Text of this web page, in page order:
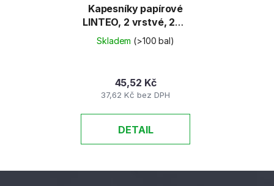
Kapesníky papírové
LINTEO, 2 vrstvé, 200
ks, Vánoce, DEN a
NOC balzám aroma
Skladem (>100 bal)
37,62 Kč bez DPH
45,52 Kč
DETAIL